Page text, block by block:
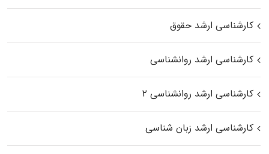
کارشناسی ارشد حقوق
کارشناسی ارشد روانشناسی
کارشناسی ارشد روانشناسی ۲
کارشناسی ارشد زبان شناسی